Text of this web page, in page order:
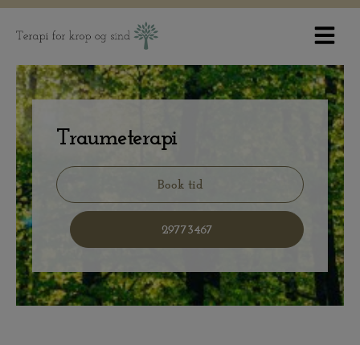
Hop
til
indholdet
Traumeterapi
Book tid
29773467